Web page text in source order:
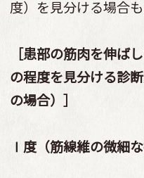
度）を見分ける場合も
［患部の筋肉を伸ば
の程度を見分ける診
の場合）］
Ⅰ度（筋線維の微細な